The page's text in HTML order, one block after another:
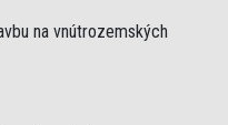
na vnútrozemských